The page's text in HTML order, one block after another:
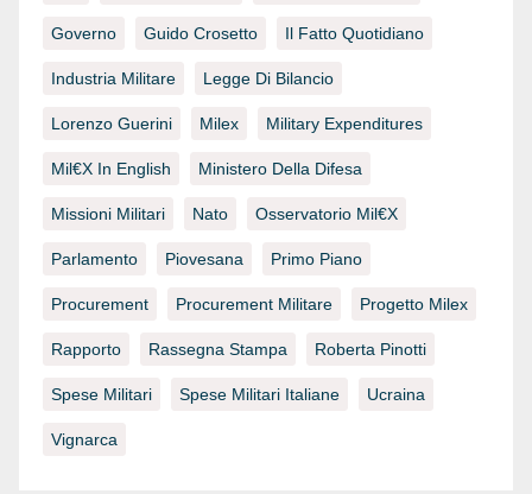
Governo Guido Crosetto Il Fatto Quotidiano
Industria Militare Legge Di Bilancio
Lorenzo Guerini Milex Military Expenditures
Mil€x In English Ministero Della Difesa
Missioni Militari Nato Osservatorio Mil€x
Parlamento Piovesana Primo Piano
Procurement Procurement Militare Progetto Milex
Rapporto Rassegna Stampa Roberta Pinotti
Spese Militari Spese Militari Italiane Ucraina
Vignarca